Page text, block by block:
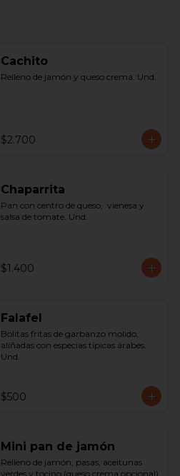
Cachito
Relleno de jamón y queso crema. Und.
$2.700
Chaparrita
Pan con centro de queso,  vienesa y
salsa de tomate. Und.
$1.400
Falafel
Bolitas fritas de garbanzo molido,
aliñadas con especias típicas árabes.
Und.
$500
Mini pan de jamón
Relleno de jamón, pasas, aceitunas
verdes y tocino (queso crema opcional)